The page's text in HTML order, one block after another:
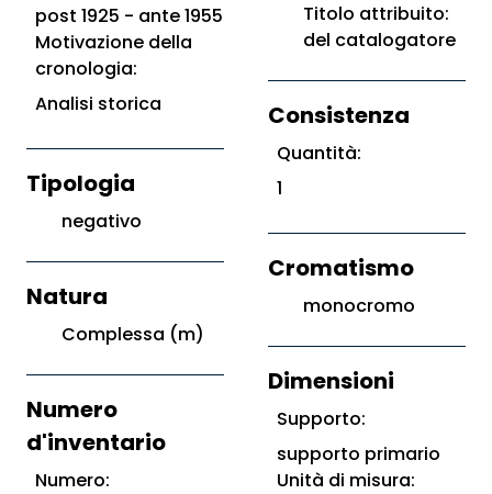
post 1925 - ante 1955
Motivazione della
cronologia:
Analisi storica
Tipologia
negativo
Natura
Complessa (m)
Numero
d'inventario
Numero:
Titolo attribuito:
del catalogatore
Consistenza
Quantità:
1
Cromatismo
monocromo
Dimensioni
Supporto:
supporto primario
Unità di misura: